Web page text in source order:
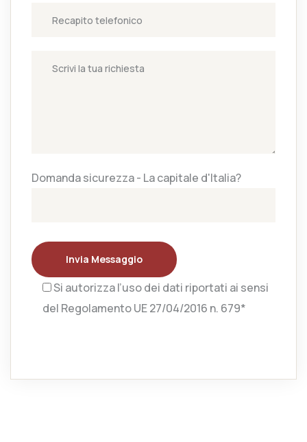
Domanda sicurezza - La capitale d'Italia?
Invia Messaggio
Si autorizza l’uso dei dati riportati ai sensi
del Regolamento UE 27/04/2016 n. 679*